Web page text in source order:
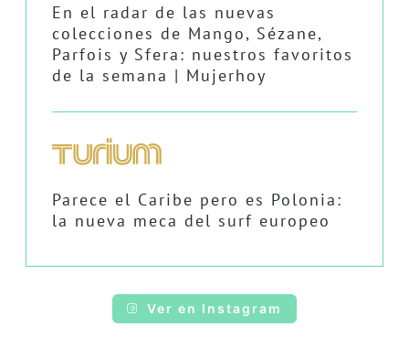
En el radar de las nuevas
colecciones de Mango, Sézane,
Parfois y Sfera: nuestros favoritos
de la semana | Mujerhoy
Parece el Caribe pero es Polonia:
la nueva meca del surf europeo
Ver en Instagram